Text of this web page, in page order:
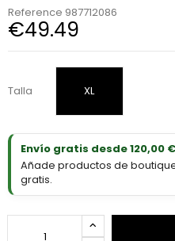
Reference 987712086
€49.49
Talla XL
Envío gratis desde 120,00
Añade productos de
gratis.